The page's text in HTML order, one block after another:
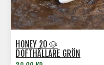
HONEY 20 🐶
DOFTHÅLLARE GRÖN